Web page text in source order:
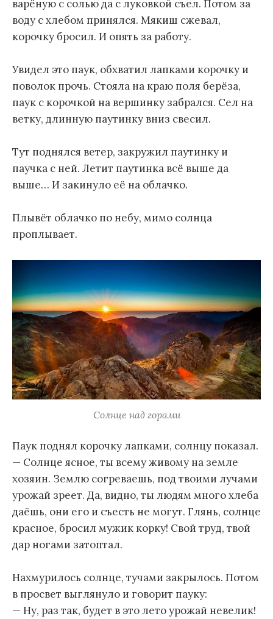
варёную с солью да с луковкой съел. Потом за
воду с хлебом принялся. Мякиш сжевал,
корочку бросил. И опять за работу.
Увидел это паук, обхватил лапками корочку и
поволок прочь. Стояла на краю поля берёза,
паук с корочкой на вершинку забрался. Сел на
ветку, длинную паутинку вниз свесил.
Тут поднялся ветер, закружил паутинку и
паучка с ней. Летит паутинка всё выше да
выше… И закинуло её на облачко.
Плывёт облачко по небу, мимо солнца
проплывает.
Солнце над горами
Паук поднял корочку лапками, солнцу показал.
— Солнце ясное, ты всему живому на земле
хозяин. Землю согреваешь, под твоими лучами
урожай зреет. Да, видно, ты людям много хлеба
даёшь, они его и съесть не могут. Глянь, солнце
красное, бросил мужик корку! Свой труд, твой
дар ногами затоптал.
Нахмурилось солнце, тучами закрылось. Потом
в просвет выглянуло и говорит пауку:
— Ну, раз так, будет в это лето урожай невелик!